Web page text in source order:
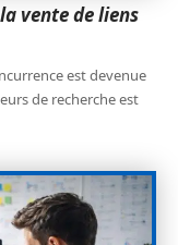
vente de liens
est devenue
de recherche est